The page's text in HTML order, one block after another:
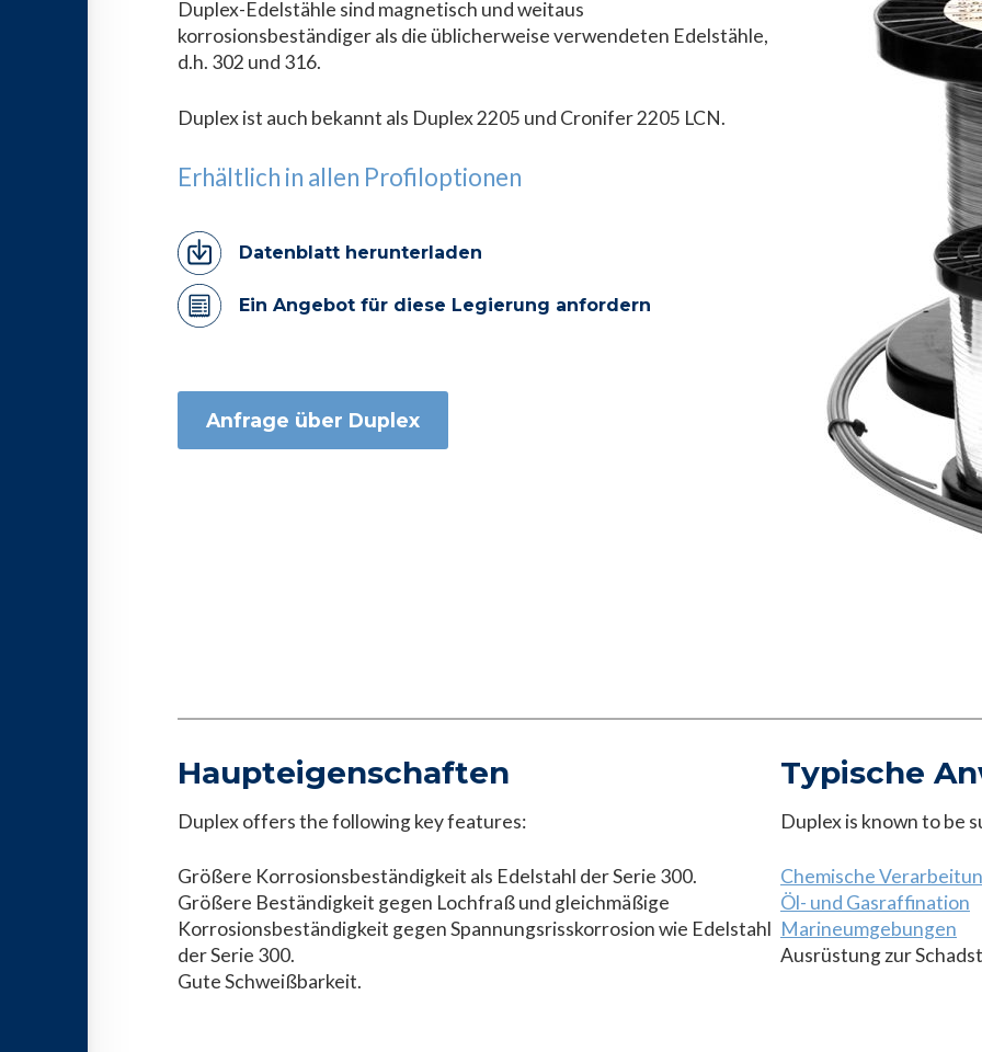
Duplex-Edelstähle sind magnetisch und weitaus
korrosionsbeständiger als die üblicherweise verwendeten Edelstähle,
d.h. 302 und 316.
Duplex ist auch bekannt als Duplex 2205 und Cronifer 2205 LCN.
Erhältlich in allen Profiloptionen
Datenblatt herunterladen
Ein Angebot für diese Legierung anfordern
Anfrage über Duplex
Haupteigenschaften
Duplex offers the following key features:
Größere Korrosionsbeständigkeit als Edelstahl der Serie 300.
Größere Beständigkeit gegen Lochfraß und gleichmäßige
Korrosionsbeständigkeit gegen Spannungsrisskorrosion wie Edelstahl
der Serie 300.
Gute Schweißbarkeit.
Typische
Duplex is known to be
Chemische
Öl- und Gasraffination
Marineumgebungen
Ausrüstung zur